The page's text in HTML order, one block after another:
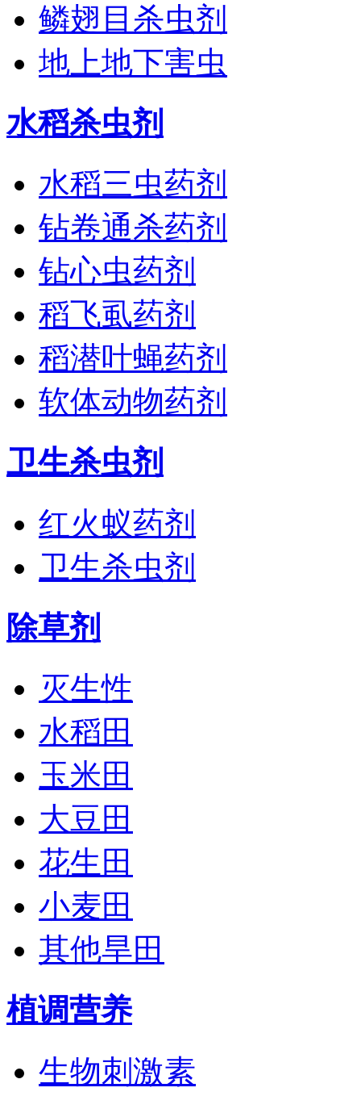
鳞翅目杀虫剂
地上地下害虫
水稻杀虫剂
水稻三虫药剂
钻卷通杀药剂
钻心虫药剂
稻飞虱药剂
稻潜叶蝇药剂
软体动物药剂
卫生杀虫剂
红火蚁药剂
卫生杀虫剂
除草剂
灭生性
水稻田
玉米田
大豆田
花生田
小麦田
其他旱田
植调营养
生物刺激素